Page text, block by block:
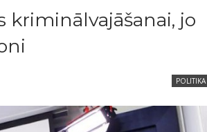
kriminālvajāšanai, jo
POLITIKA